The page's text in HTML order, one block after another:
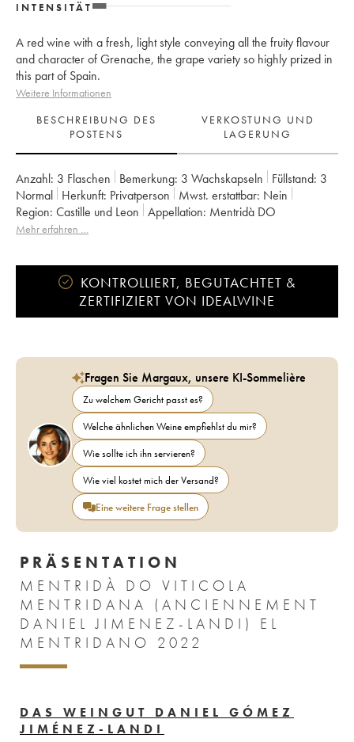
INTENSITÄT
A red wine with a fresh, light style conveying all the fruity flavour
and character of Grenache, the grape variety so highly prized in
this part of Spain.
Weitere Informationen
BESCHREIBUNG DES
POSTENS
VERKOSTUNG UND
LAGERUNG
Anzahl: 3 Flaschen Bemerkung: 3 Wachskapseln Füllstand: 3
Normal
Herkunft: privatperson Mwst. erstattbar:
nein
Region:
Castille und Leon Appellation: Mentridà DO
Mehr erfahren …
KONTROLLIERT, BEGUTACHTET &
ZERTIFIZIERT VON IDEALWINE
Fragen Sie Margaux, unsere KI-Sommelière
Zu welchem Gericht passt es?
Welche ähnlichen Weine empfiehlst du mir?
Wie sollte ich ihn servieren?
Wie viel kostet mich der Versand?
Eine weitere Frage stellen
PRÄSENTATION
MENTRIDÀ DO VITICOLA
MENTRIDANA (ANCIENNEMENT
DANIEL JIMENEZ-LANDI) EL
MENTRIDANO 2022
DAS WEINGUT DANIEL GÓMEZ
JIMÉNEZ-LANDI